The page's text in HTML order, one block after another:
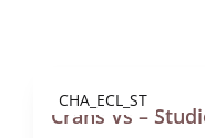
CHA_ECL_ST